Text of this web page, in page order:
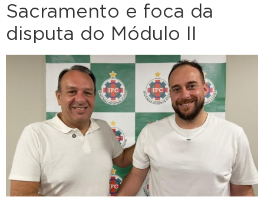
Sacramento e foca da
disputa do Módulo II